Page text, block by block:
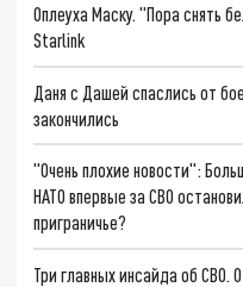
Оплеуха Маску. "Пора снять
Starlink
Даня с Дашей спаслись от
закончились
"Очень плохие новости":
НАТО впервые за СВО
приграничье?
Три главных инсайда об СВО.